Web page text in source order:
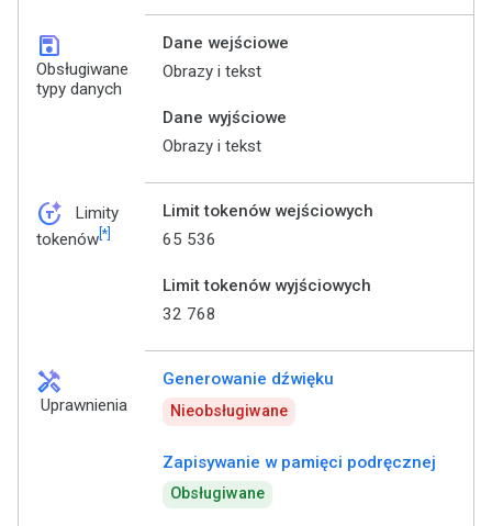
save
Obsługiwane
typy danych
Dane wejściowe
Obrazy i tekst
Dane wyjściowe
Obrazy i tekst
token_auto
Limity
tokenów[*]
Limit tokenów wejściowych
65 536
Limit tokenów wyjściowych
32 768
handyman
Uprawnienia
Generowanie dźwięku
Nieobsługiwane
Zapisywanie w pamięci podręcznej
Obsługiwane